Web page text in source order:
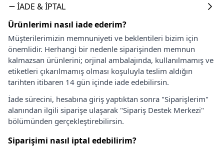
İADE & İPTAL
Ürünlerimi nasıl iade ederim?
Müşterilerimizin memnuniyeti ve beklentileri bizim için
önemlidir. Herhangi bir nedenle siparişinden memnun
kalmazsan ürünlerini; orjinal ambalajında, kullanılmamış ve
etiketleri çıkarılmamış olması koşuluyla teslim aldığın
tarihten itibaren 14 gün içinde iade edebilirsin.
İade sürecini, hesabına giriş yaptıktan sonra "Siparişlerim"
alanından ilgili siparişe ulaşarak "Sipariş Destek Merkezi"
bölümünden gerçekleştirebilirsin.
Siparişimi nasıl iptal edebilirim?